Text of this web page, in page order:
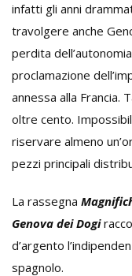
infatti gli anni
travolgere anche
perdita
proclamazione
annessa alla Francia.
oltre cento.
riservare almeno
pezzi principali
La rassegna
Genova dei Dogi
d’argento
spagnolo.